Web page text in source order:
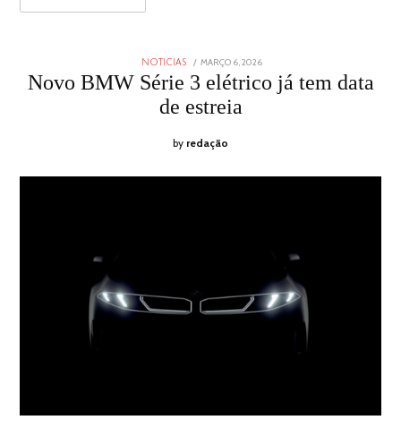
NOTICIAS
POSTED
ON
MARÇO 6, 2026MARÇO
2026
Novo BMW Série 3 elétrico já tem data
de estreia
by redação